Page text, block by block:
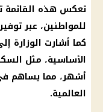
تعكس هذه القائمة
للمواطنين، عبر
كما أشارت الوزارة
أشهر، مما يساهم
العالمية.